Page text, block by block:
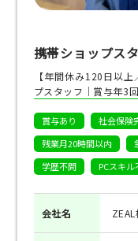
携帯ショップス
【年間休み120日以
プスタッフ｜賞与年3回
賞与あり 社会保険
残業月20時間以内
学歴不問
PCスキル
会社名